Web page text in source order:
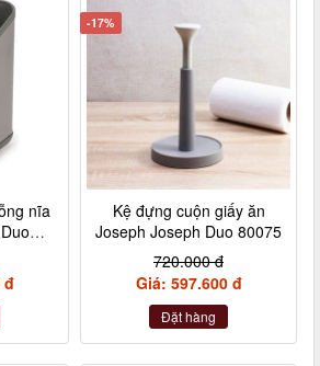
nĩa
đ
-17%
Kệ đựng cuộn giấy ăn
Joseph Joseph Duo 80075
720.000 đ
Giá: 597.600 đ
Đặt hàng